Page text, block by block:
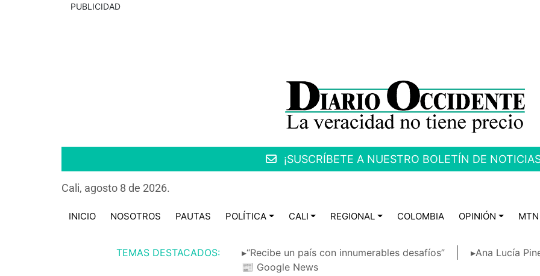
PUBLICIDAD
¡SUSCRÍBETE A NUESTRO BOLETÍN DE
Cali, agosto 8 de 2026.
INICIO NOSOTROS PAUTAS POLÍTICA CALI REGIONAL COLOMBIA OPINIÓN MTN
TEMAS DESTACADOS: ▸“Recibe un país con innumerables desafíos”
▸Ana Lucía
📰 Google News